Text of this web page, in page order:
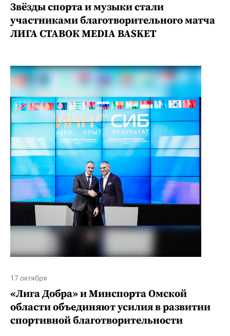
Звёзды спорта и музыки стали
участниками благотворительного матча
ЛИГА СТАВОК MEDIA BASKET
17 октября
«Лига Добра» и Минспорта Омской
области объединяют усилия в развитии
спортивной благотворительности